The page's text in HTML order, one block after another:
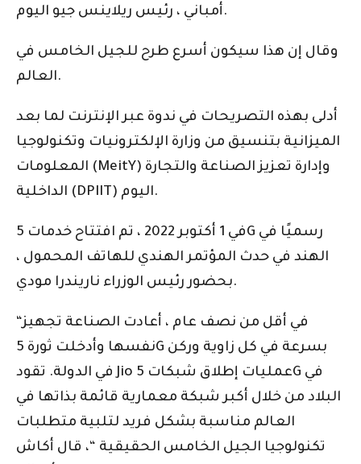
أمباني ، رئيس ريلاينس جيو اليوم.
وقال إن هذا سيكون أسرع طرح للجيل الخامس في
العالم.
أدلى بهذه التصريحات في ندوة عبر الإنترنت لما بعد
الميزانية بتنسيق من وزارة الإلكترونيات وتكنولوجيا
المعلومات (MeitY) وإدارة تعزيز الصناعة والتجارة
الداخلية (DPIIT) اليوم.
في 1 أكتوبر 2022 ، تم افتتاح خدمات 5G رسميًا في
الهند في حدث المؤتمر الهندي للهاتف المحمول ،
بحضور رئيس الوزراء ناريندرا مودي.
“في أقل من نصف عام ، أعادت الصناعة تجهيز
نفسها وأدخلت ثورة 5G بسرعة في كل زاوية وركن
في الدولة. تقود Jio عمليات إطلاق شبكات 5G في
البلاد من خلال أكبر شبكة معمارية قائمة بذاتها في
العالم مناسبة بشكل فريد لتلبية متطلبات
تكنولوجيا الجيل الخامس الحقيقية “، قال أكاش